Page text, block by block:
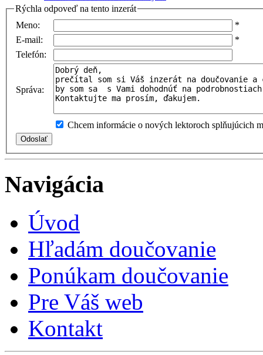
Rýchla odpoveď na tento inzerát
Meno:
*
E-mail:
*
Telefón:
Správa:
Chcem informácie o nových lektoroch splňujúcich
Navigácia
Úvod
Hľadám doučovanie
Ponúkam doučovanie
Pre Váš web
Kontakt